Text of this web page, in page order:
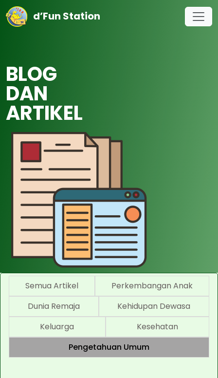
d’Fun Station
BLOG
DAN
ARTIKEL
Semua Artikel
Perkembangan Anak
Dunia Remaja
Kehidupan Dewasa
Keluarga
Kesehatan
Pengetahuan Umum